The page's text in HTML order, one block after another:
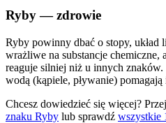
Ryby— zdrowie
Ryby powinny dbać o stopy, układ
wrażliwe na substancje
reaguje silniej niż u innych
wodą (kąpiele, pływanie) pomagają
Chcesz dowiedzieć się więcej?
znaku Ryby lub sprawdź wszystkie